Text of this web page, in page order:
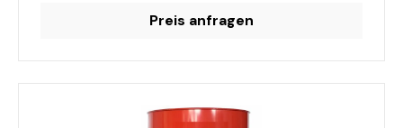
Preis anfragen